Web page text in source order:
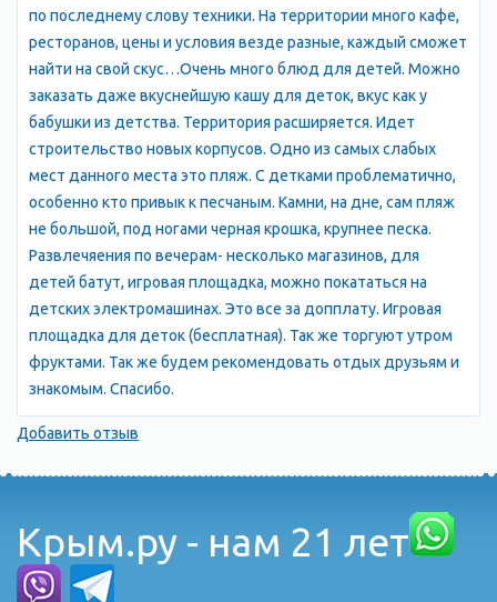
по последнему слову техники. На территории много кафе,
ресторанов, цены и условия везде разные, каждый сможет
найти на свой скус…Очень много блюд для детей. Можно
заказать даже вкуснейшую кашу для деток, вкус как у
бабушки из детства. Территория расширяется. Идет
строительство новых корпусов. Одно из самых слабых
мест данного места это пляж. С детками проблематично,
особенно кто привык к песчаным. Камни, на дне, сам пляж
не большой, под ногами черная крошка, крупнее песка.
Развлечяения по вечерам- несколько магазинов, для
детей батут, игровая площадка, можно покататься на
детских электромашинах. Это все за допплату. Игровая
площадка для деток (бесплатная). Так же торгуют утром
фруктами. Так же будем рекомендовать отдых друзьям и
знакомым. Спасибо.
Добавить отзыв
Крым.ру - нам 21 лет